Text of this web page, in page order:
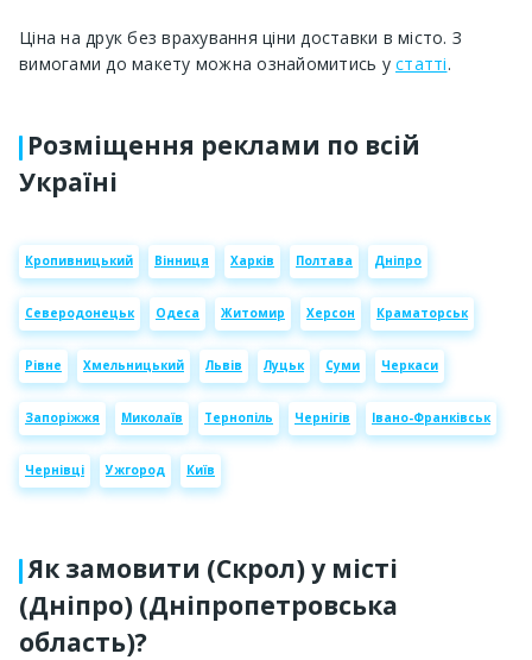
Ціна на друк без врахування ціни доставки в місто. З
вимогами до макету можна ознайомитись у статті.
Розміщення реклами по всій
Україні
Кропивницький Вінниця Харків Полтава Дніпро
Северодонецьк Одеса Житомир Херсон Краматорськ
Рівне Хмельницький Львів Луцьк Суми Черкаси
Запоріжжя Миколаїв Тернопіль Чернігів Івано-Франківськ
Чернівці Ужгород Київ
Як замовити (Скрол) у місті
(Дніпро) (Дніпропетровська
область)?